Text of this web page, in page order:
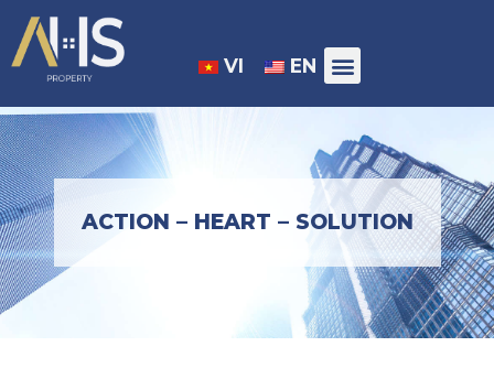
VI EN
ACTION – HEART – SOLUTION